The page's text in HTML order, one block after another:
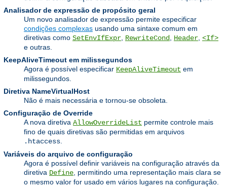
Analisador de expressão de propósito geral
Um novo analisador de expressão permite especificar
condições complexas usando uma sintaxe comum em
diretivas como SetEnvIfExpr RewriteCond Header <If>
e outras.
KeepAliveTimeout em milissegundos
Agora é possível especificar KeepAliveTimeout em
milissegundos.
Diretiva NameVirtualHost
Não é mais necessária e tornou-se obsoleta.
Configuração de Override
A nova diretiva AllowOverrideList permite controle mais
fino de quais diretivas são permitidas em arquivos
.htaccess
Variáveis do arquivo de configuração
Agora é possível definir variáveis na configuração através da
diretiva Define , permitindo uma representação mais clara se
o mesmo valor for usado em vários lugares na configuração.